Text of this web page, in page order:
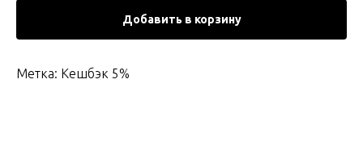
Добавить в корзину
Метка: Кешбэк 5%